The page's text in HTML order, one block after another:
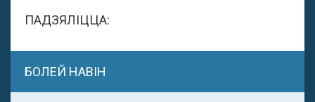
ПАДЗЯЛІЦЦА:
БОЛЕЙ НАВІН